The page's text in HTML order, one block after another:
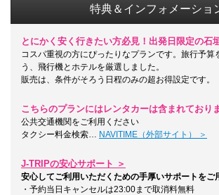
特典＆インフォメーショ
とにかく安く行きたい方必見！出発日限定の石
コスパ重視の方にぴったりなプランです。旅行予算
う、飛行機とホテルを厳選しました。
販売は、条件がそろう日程のみの超お得設定です。
こちらのプランにはレンタカーは含まれており
公共交通機関をご利用ください
タクシー料金検索… NAVITIME（外部サイト） ＞
J-TRIPの安心サポート ＞
安心してご利用いただくための手厚いサポートをご
・予約当日キャンセルは23:00まで取消料無料